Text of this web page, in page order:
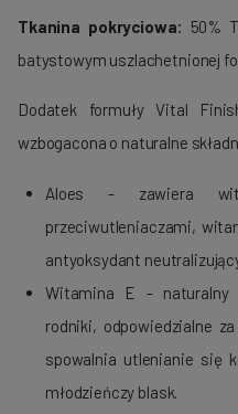
Tkanina pokryciowa: 50%
batystowym uszlachetnionej
Dodatek formuły Vital
wzbogacona o naturalne
Aloes - zawiera
przeciwutleniaczami,
antyoksydant
Witamina E - naturalny
rodniki, odpowiedzialne
spowalnia utlenianie się
młodzieńczy blask.